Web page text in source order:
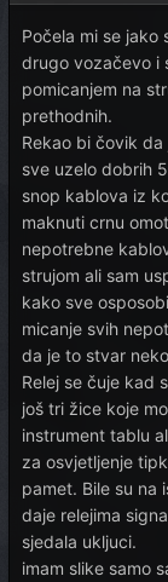
Počela mi se
drugo vozačevo i
pomicanjem na
prethodnih.
Rekao bi čovik
sve uzelo dobrih
snop kablova iz
maknuti crnu
nepotrebne
strujom ali sam
kako sve
micanje svih
da je to stvar
Relej se čuje kad
još tri žice koje
instrument tablu
za osvjetljenje
pamet. Bile su na
daje relejima
sjedala ukljuci.
imam slike samo